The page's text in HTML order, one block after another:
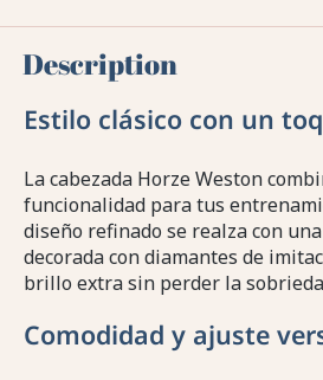
Description
Estilo clásico con un
La cabezada Horze Weston
funcionalidad para tus
diseño refinado se realza con
decorada con diamantes de
brillo extra sin perder la
Comodidad y ajuste